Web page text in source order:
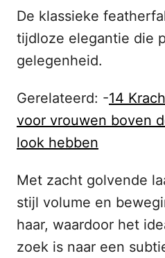
De klassieke
tijdloze elegantie die
gelegenheid.
Gerelateerd: -14
voor vrouwen boven
look hebben
Met zacht golvende
stijl volume en
haar, waardoor het
zoek is naar een